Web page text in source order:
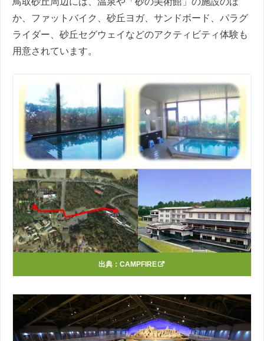
か、ファットバイク、砂丘ヨガ、サンドボード、パラグ
ライダー、砂丘セグウェイなどのアクティビティ体験も
用意されています。
出典： CAMPFIRE